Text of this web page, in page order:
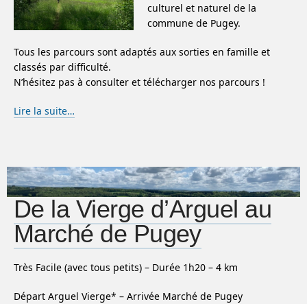
culturel et naturel de la
commune de Pugey.
Tous les parcours sont adaptés aux sorties en famille et
classés par difficulté.
N’hésitez pas à consulter et télécharger nos parcours !
Lire la suite…
De la Vierge d’Arguel au
Marché de Pugey
Très Facile (avec tous petits) – Durée 1h20 – 4 km
Départ Arguel Vierge* – Arrivée Marché de Pugey